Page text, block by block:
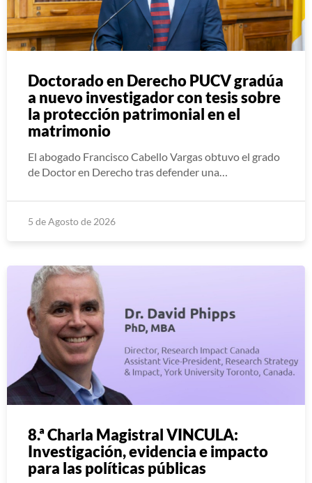
Doctorado en Derecho PUCV gradúa
a nuevo investigador con tesis sobre
la protección patrimonial en el
matrimonio
El abogado Francisco Cabello Vargas obtuvo el grado
de Doctor en Derecho tras defender una…
5 de Agosto de 2026
8.ª Charla Magistral VINCULA:
Investigación, evidencia e impacto
para las políticas públicas